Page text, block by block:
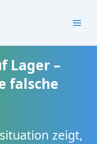
Lager –
falsche
zeigt,